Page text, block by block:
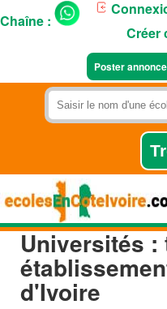
Chaîne :
Créer
Poster annonce
Universités :
d'Ivoire